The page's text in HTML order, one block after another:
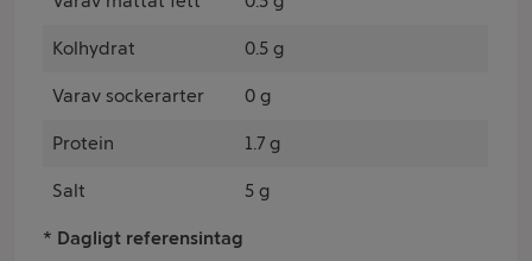
Kolhydrat 0.5 g
Varav sockerarter 0 g
Protein 1.7 g
Salt 5 g
* Dagligt referensintag